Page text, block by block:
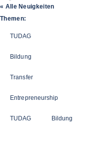
« Alle Neuigkeiten
Themen:
TUDAG
Bildung
Transfer
Entrepreneurship
TUDAG Bildung